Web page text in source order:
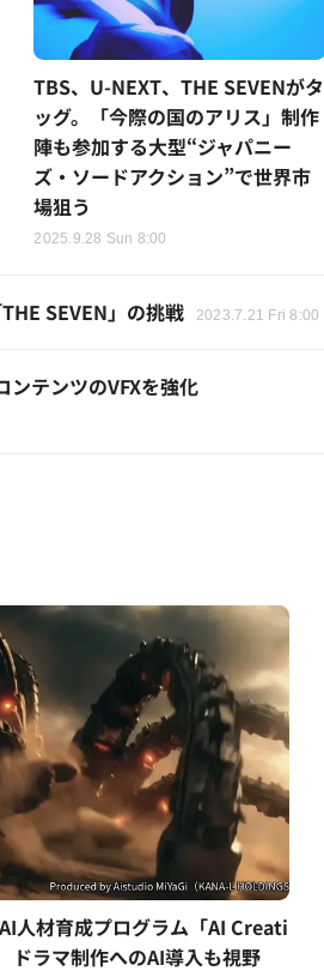
TBS、U-NEXT、THE SEVENがタ
ッグ。「今際の国のアリス」制作
陣も参加する大型“ジャパニー
ズ・ソードアクション”で世界市
場狙う
2025.9.28 Sun 8:00
SEVEN」の挑戦 2023.7.21 Fri 8:00
ンテンツのVFXを強化
人材育成プログラム「AI Creati
ラマ制作へのAI導入も視野